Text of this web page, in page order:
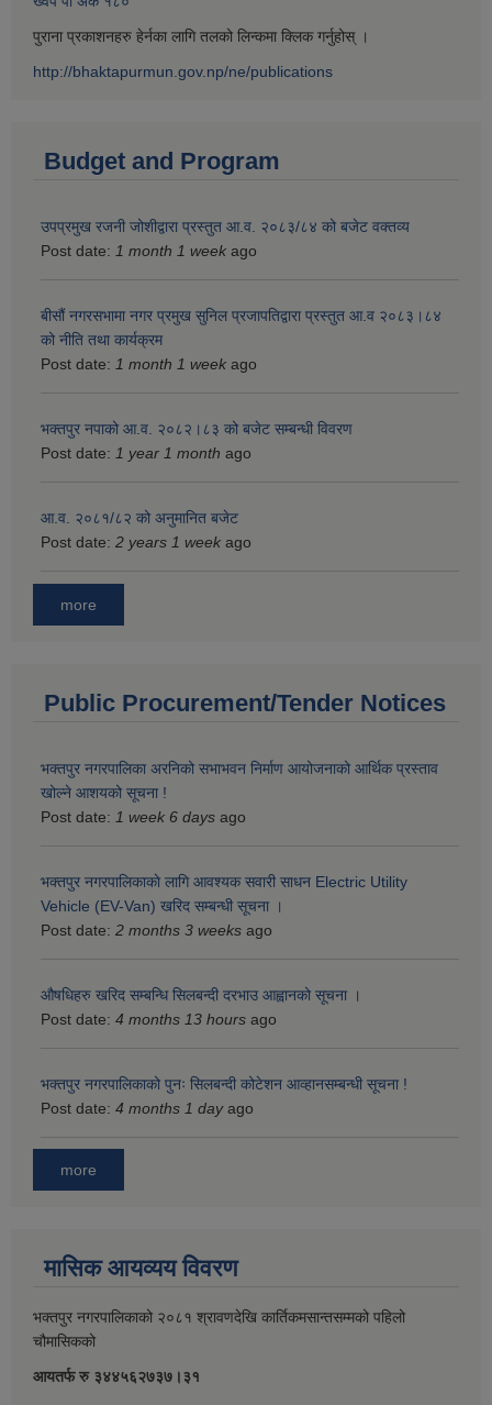
पुराना प्रकाशनहरु हेर्नका लागि तलको लिन्कमा क्लिक गर्नुहोस् ।
http://bhaktapurmun.gov.np/ne/publications
Budget and Program
उपप्रमुख रजनी जोशीद्वारा प्रस्तुत आ.व. २०८३/८४ को बजेट वक्तव्य
Post date: 1 month 1 week ago
बीसौं नगरसभामा नगर प्रमुख सुनिल प्रजापतिद्वारा प्रस्तुत आ.व‍ २०८३।८४
को नीति तथा कार्यक्रम
Post date: 1 month 1 week ago
भक्तपुर नपाको आ.व. २०८२।८३ को बजेट सम्बन्धी विवरण
Post date: 1 year 1 month ago
आ.व. २०८१/८२ को अनुमानित बजेट
Post date: 2 years 1 week ago
more
Public Procurement/Tender Notices
भक्तपुर नगरपालिका अरनिको सभाभवन निर्माण आयोजनाको आर्थिक प्रस्ताव
खोल्ने आशयको सूचना !
Post date: 1 week 6 days ago
भक्तपुर नगरपालिकाकाे लागि आवश्यक सवारी साधन Electric Utility
Vehicle (EV-Van) खरिद सम्बन्धी सूचना ।
Post date: 2 months 3 weeks ago
औषधिहरु खरिद सम्बन्धि सिलबन्दी दरभाउ आह्वानको सूचना ।
Post date: 4 months 13 hours ago
भक्तपुर नगरपालिकाको पुनः सिलबन्दी कोटेशन आव्हानसम्बन्धी सूचना !
Post date: 4 months 1 dayago
more
मासिक आयव्यय विवरण
भक्तपुर नगरपालिकाको २०८१ श्रावणदेखि कार्तिकमसान्तसम्मको पहिलो
चौमासिकको
आयतर्फ रु‌ ३४४५६२७३७।३१